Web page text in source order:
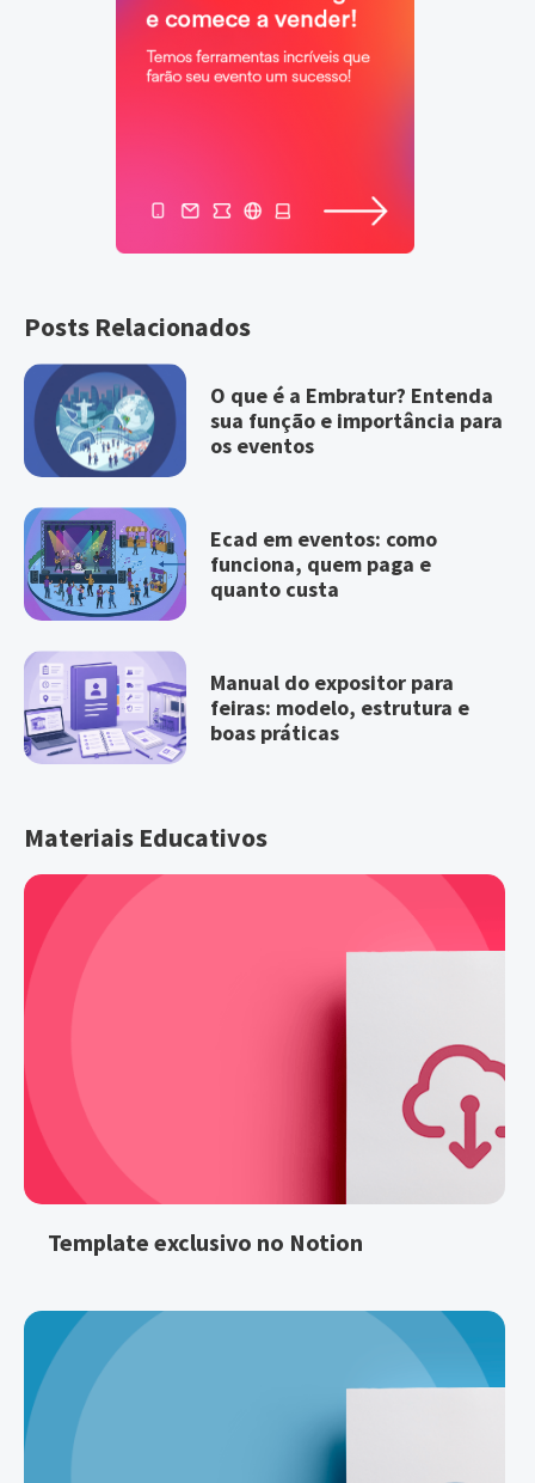
Posts Relacionados
O que é a Embratur? Entenda
sua função e importância para
os eventos
Ecad em eventos: como
funciona, quem paga e
quanto custa
Manual do expositor para
feiras: modelo, estrutura e
boas práticas
Materiais Educativos
Template exclusivo no Notion